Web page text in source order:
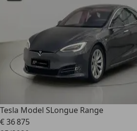
Tesla Model SLongue Range
€ 36 875